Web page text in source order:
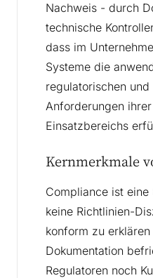
Nachweis - durch
technische
dass im
Systeme die
regulatorischen
Anforderungen
Einsatzbereichs
Kernmerkmale
Compliance ist
keine Richtlinien-
konform zu
Dokumentation
Regulatoren noch